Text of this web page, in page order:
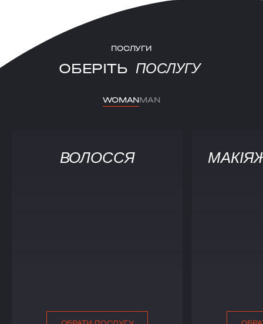
ПОСЛУГИ
ОБЕРІТЬ ПОСЛУГУ
WOMANMAN
ВОЛОССЯ